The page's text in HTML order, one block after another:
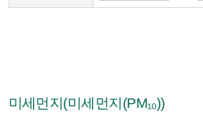
미세먼지(미세먼지(PM₁₀))